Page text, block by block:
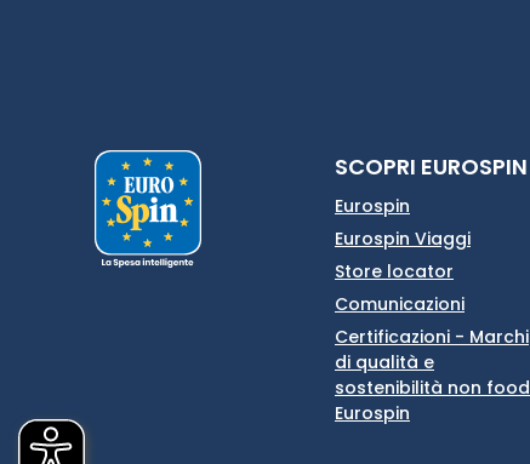
SCOPRI EUROSPIN
Eurospin
Eurospin Viaggi
Store locator
Comunicazioni
Certificazioni - Marchi
di qualità e
sostenibilità non food
Eurospin